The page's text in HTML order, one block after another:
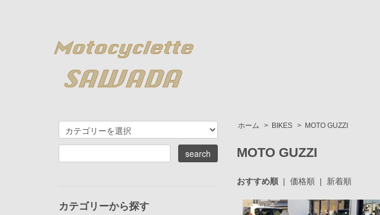
ホーム > BIKES > MOTO GUZZI
MOTO GUZZI
おすすめ順| 価格順| 新着順
カテゴリーから探す